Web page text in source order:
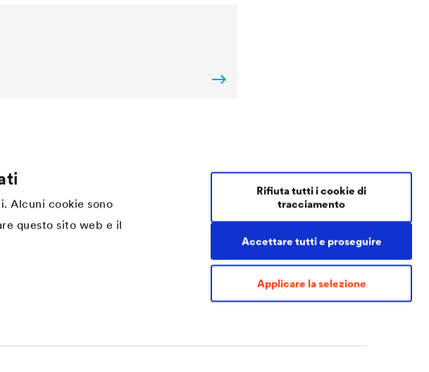
Alcuni cookie sono
questo sito web e il
Accettare tutti e proseguire
Applicare la selezione
Rifiuta tutti i cookie di
tracciamento
coatings@doerken.de